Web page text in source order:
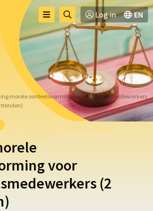
Toggle
menu
Menu
naar
zoekpagina
Log in EN
morele oordeelsvorming voor integriteitsmedewerkers
voor
(2